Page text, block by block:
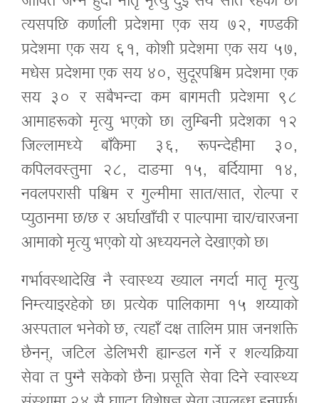
त्यसपछि कर्णाली प्रदेशमा एक सय ७२, गण्डकी
प्रदेशमा एक सय ६१, कोशी प्रदेशमा एक सय ५७,
मधेस प्रदेशमा एक सय ४०, सुदूरपश्चिम प्रदेशमा एक
सय ३० र सबैभन्दा कम बागमती प्रदेशमा ९८
आमाहरूको मृत्यु भएको छ। लुम्बिनी प्रदेशका १२
जिल्लामध्ये बाँकेमा ३६, रूपन्देहीमा ३०,
कपिलवस्तुमा २८, दाङमा १५, बर्दियामा १४,
नवलपरासी पश्चिम र गुल्मीमा सात/सात, रोल्पा र
प्युठानमा छ/छ र अर्घाखाँची र पाल्पामा चार/चारजना
आमाको मृत्यु भएको यो अध्ययनले देखाएको छ।
गर्भावस्थादेखि नै स्वास्थ्य ख्याल नगर्दा मातृ मृत्यु
निम्त्याइरहेको छ। प्रत्येक पालिकामा १५ शय्याको
अस्पताल भनेको छ, त्यहाँ दक्ष तालिम प्राप्त जनशक्ति
छैनन्, जटिल डेलिभरी ह्यान्डल गर्ने र शल्यक्रिया
सेवा त पुग्नै सकेको छैन। प्रसूति सेवा दिने स्वास्थ्य